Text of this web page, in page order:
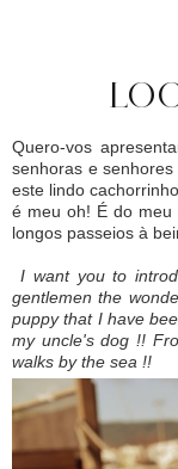
Quero-vos
senhoras e
este lindo
é meu oh! É do
longos passeios à
I want you to
gentlemen the
puppy that I have
my uncle's dog !!
walks by the sea !!